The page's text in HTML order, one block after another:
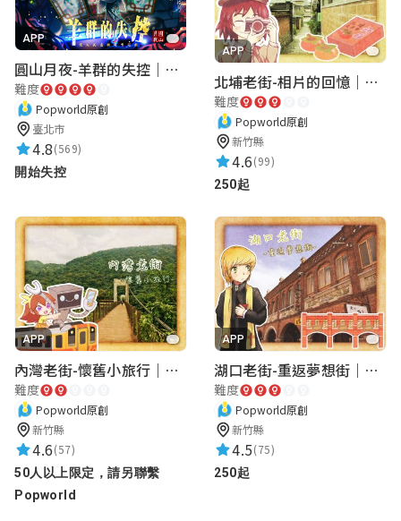
APP
圓山月夜-羊群的失控｜圓山飯店 ARG實境解謎遊戲
難度
Popworld原創
臺北市
4.8(569)
開始失控
APP
北埔老街-相片的回憶｜新竹老街城市解謎
難度
Popworld原創
新竹縣
4.6(99)
250起
APP
內灣老街-懷舊小旅行｜新竹老街城市解謎
難度
Popworld原創
新竹縣
4.6(57)
50人以上限定，請另聯繫
Popworld
APP
湖口老街-重返夢想街｜新竹老街城市解謎
難度
Popworld原創
新竹縣
4.5(75)
250起